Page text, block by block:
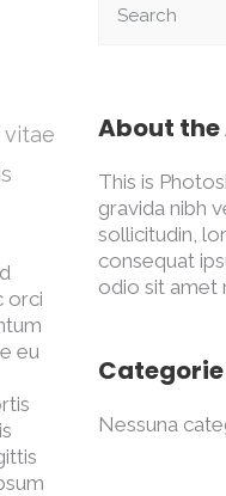
orci
eu
About
This is
gravida nibh
sollicitudin,
consequat
odio sit amet
Categorie
Nessuna